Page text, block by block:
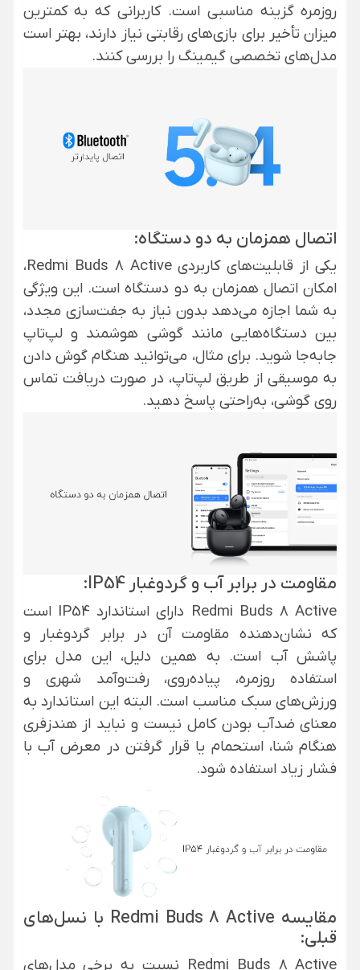
روزمره گزینه مناسبی است. کاربرانی که به کمترین
میزان تأخیر برای بازی‌های رقابتی نیاز دارند، بهتر است
مدل‌های تخصصی گیمینگ را بررسی کنند.
اتصال همزمان به دو دستگاه:
یکی از قابلیت‌های کاربردی Redmi Buds 8 Active،
امکان اتصال همزمان به دو دستگاه است. این ویژگی
به شما اجازه می‌دهد بدون نیاز به جفت‌سازی مجدد،
بین دستگاه‌هایی مانند گوشی هوشمند و لپ‌تاپ
جابه‌جا شوید. برای مثال، می‌توانید هنگام گوش دادن
به موسیقی از طریق لپ‌تاپ، در صورت دریافت تماس
روی گوشی، به‌راحتی پاسخ دهید.
مقاومت در برابر آب و گردوغبار IP54:
Redmi Buds 8 Active دارای استاندارد IP54 است
که نشان‌دهنده مقاومت آن در برابر گردوغبار و
پاشش آب است. به همین دلیل، این مدل برای
استفاده روزمره، پیاده‌روی، رفت‌وآمد شهری و
ورزش‌های سبک مناسب است. البته این استاندارد به
معنای ضدآب بودن کامل نیست و نباید از هندزفری
هنگام شنا، استحمام یا قرار گرفتن در معرض آب با
فشار زیاد استفاده شود.
مقایسه Redmi Buds 8 Active با نسل‌های
قبلی:
Redmi Buds 8 Active نسبت به برخی مدل‌های